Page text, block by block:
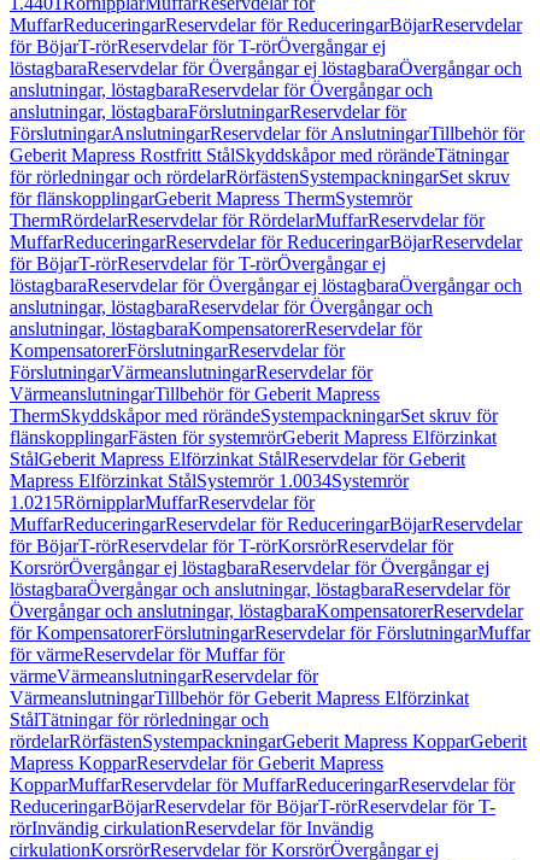
MuffarReduceringarReservdelar för ReduceringarBöjarReservdelar
för BöjarT-rörReservdelar för T-rörÖvergångar ej
löstagbaraReservdelar för Övergångar ej löstagbaraÖvergångar och
anslutningar, löstagbaraReservdelar för Övergångar och
anslutningar, löstagbaraFörslutningarReservdelar för
FörslutningarAnslutningarReservdelar för AnslutningarTillbehör för
Geberit Mapress Rostfritt StålSkyddskåpor med rörändeTätningar
för rörledningar och rördelarRörfästenSystempackningarSet skruv
för flänskopplingarGeberit Mapress ThermSystemrör
ThermRördelarReservdelar för RördelarMuffarReservdelar för
MuffarReduceringarReservdelar för ReduceringarBöjarReservdelar
för BöjarT-rörReservdelar för T-rörÖvergångar ej
löstagbaraReservdelar för Övergångar ej löstagbaraÖvergångar och
anslutningar, löstagbaraReservdelar för Övergångar och
anslutningar, löstagbaraKompensatorerReservdelar för
KompensatorerFörslutningarReservdelar för
FörslutningarVärmeanslutningarReservdelar för
VärmeanslutningarTillbehör för Geberit Mapress
ThermSkyddskåpor med rörändeSystempackningarSet skruv för
flänskopplingarFästen för systemrörGeberit Mapress Elförzinkat
StålGeberit Mapress Elförzinkat StålReservdelar för Geberit
Mapress Elförzinkat StålSystemrör 1.0034Systemrör
1.0215RörnipplarMuffarReservdelar för
MuffarReduceringarReservdelar för ReduceringarBöjarReservdelar
för BöjarT-rörReservdelar för T-rörKorsrörReservdelar för
KorsrörÖvergångar ej löstagbaraReservdelar för Övergångar ej
löstagbaraÖvergångar och anslutningar, löstagbaraReservdelar för
Övergångar och anslutningar, löstagbaraKompensatorerReservdelar
för KompensatorerFörslutningarReservdelar för FörslutningarMuffar
för värmeReservdelar för Muffar för
värmeVärmeanslutningarReservdelar för
VärmeanslutningarTillbehör för Geberit Mapress Elförzinkat
StålTätningar för rörledningar och
rördelarRörfästenSystempackningarGeberit Mapress KopparGeberit
Mapress KopparReservdelar för Geberit Mapress
KopparMuffarReservdelar för MuffarReduceringarReservdelar för
ReduceringarBöjarReservdelar för BöjarT-rörReservdelar för T-
rörInvändig cirkulationReservdelar för Invändig
cirkulationKorsrörReservdelar för KorsrörÖvergångar ej